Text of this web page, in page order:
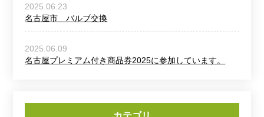
2025.06.23
名古屋市 バルブ交換
2025.06.09
名古屋プレミアム付き商品券2025に参加しています。